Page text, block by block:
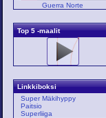
Guerra Norte
Top 5 -maalit
Linkkiboksi
Super Mäkihyppy
Paitsio
Superliiga